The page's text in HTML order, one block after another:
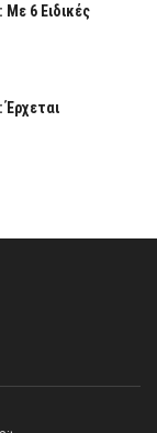
Με 6 Ειδικές
Έρχεται